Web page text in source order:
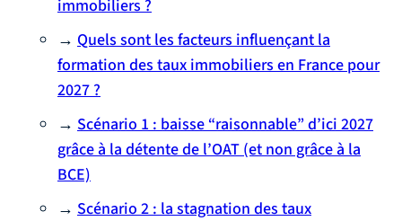
immobiliers ?
→ Quels sont les facteurs influençant la
formation des taux immobiliers en France pour
2027 ?
→ Scénario 1 : baisse “raisonnable” d’ici 2027
grâce à la détente de l’OAT (et non grâce à la
BCE)
→ Scénario 2 : la stagnation des taux